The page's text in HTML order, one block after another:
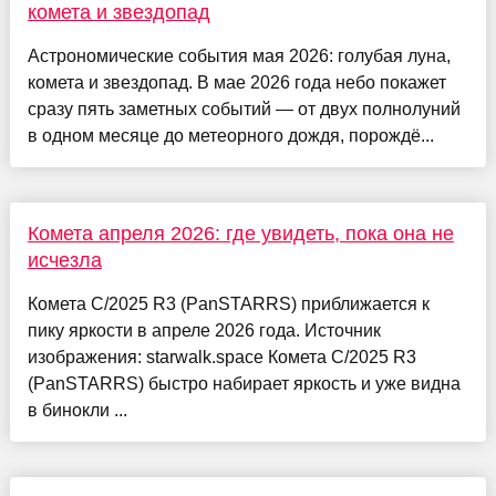
комета и звездопад
Астрономические события мая 2026: голубая луна,
комета и звездопад. В мае 2026 года небо покажет
сразу пять заметных событий — от двух полнолуний
в одном месяце до метеорного дождя, порождё...
Комета апреля 2026: где увидеть, пока она не
исчезла
Комета C/2025 R3 (PanSTARRS) приближается к
пику яркости в апреле 2026 года. Источник
изображения: starwalk.space Комета C/2025 R3
(PanSTARRS) быстро набирает яркость и уже видна
в бинокли ...